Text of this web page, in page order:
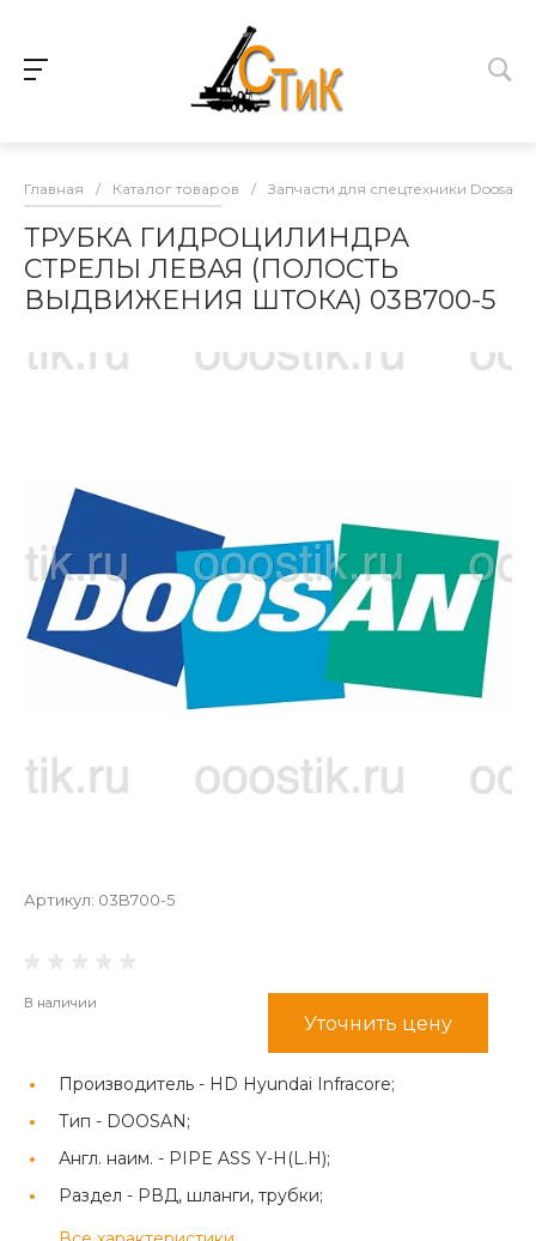
Главная / Каталог товаров / Запчасти для спецтехники Doosan
ТРУБКА ГИДРОЦИЛИНДРА
СТРЕЛЫ ЛЕВАЯ (ПОЛОСТЬ
ВЫДВИЖЕНИЯ ШТОКА) 03B700-5
Артикул: 03B700-5
В наличии
Уточнить цену
Производитель - HD Hyundai Infracore;
Тип - DOOSAN;
Англ. наим. - PIPE ASS Y-H(L.H);
Раздел - РВД, шланги, трубки;